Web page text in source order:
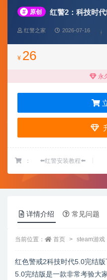
# 原创 红警2：科技时代
红警之家 2026-07-16
¥ 26
永
： ⬅️红警安装教程⬅️
详情介绍 常见问题
当前位置： 首页 steam游戏
红色警戒2科技时代5.0完结
5.0完结版是一款非常考验大